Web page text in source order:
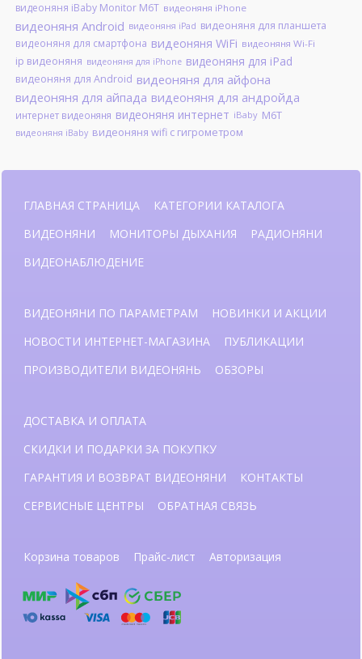
видеоняня iBaby Monitor M6T видеоняня iPhone
видеоняня Android видеоняня iPad видеоняня для планшета
видеоняня для смартфона видеоняня WiFi видеоняня Wi-Fi
ip видеоняня видеоняня для iPhone видеоняня для iPad
видеоняня для Android видеоняня для айфона
видеоняня для айпада видеоняня для андройда
интернет видеоняня видеоняня интернет iBaby M6T
видеоняня iBaby видеоняня wifi с гигрометром
ГЛАВНАЯ СТРАНИЦА
КАТЕГОРИИ КАТАЛОГА
ВИДЕОНЯНИ
МОНИТОРЫ ДЫХАНИЯ
РАДИОНЯНИ
ВИДЕОНАБЛЮДЕНИЕ
ВИДЕОНЯНИ ПО ПАРАМЕТРАМ
НОВИНКИ И АКЦИИ
НОВОСТИ ИНТЕРНЕТ-МАГАЗИНА
ПУБЛИКАЦИИ
ПРОИЗВОДИТЕЛИ ВИДЕОНЯНЬ
ОБЗОРЫ
ДОСТАВКА И ОПЛАТА
СКИДКИ И ПОДАРКИ ЗА ПОКУПКУ
ГАРАНТИЯ И ВОЗВРАТ ВИДЕОНЯНИ
КОНТАКТЫ
СЕРВИСНЫЕ ЦЕНТРЫ
ОБРАТНАЯ СВЯЗЬ
Корзина товаров Прайс-лист Авторизация